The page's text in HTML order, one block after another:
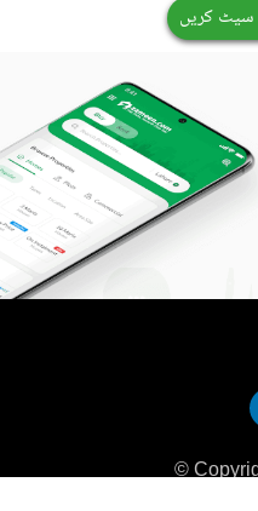
سیٹ کریں
©